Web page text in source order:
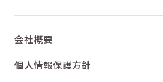
当社が取り扱う生命保険
金融商品仲介業における
会社概要
個人情報保護方針